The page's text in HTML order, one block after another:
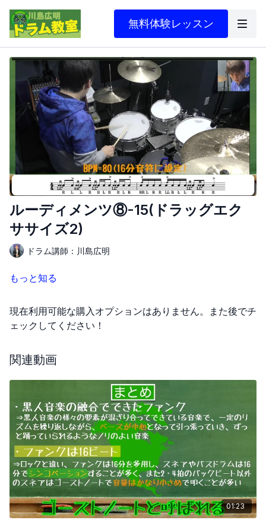
無料体験レッスン
ルーディメンツ⑧-15(ドラッグエク
ササイズ2)
ドラム講師：川島広明
もっと知る
現在利用可能な購入オプションはありません。また後でチ
ェックしてください！
関連動画
01:23